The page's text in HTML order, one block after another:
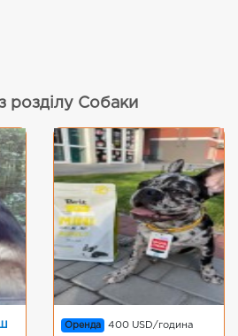
розділу Собаки
Оренда 400 USD/година